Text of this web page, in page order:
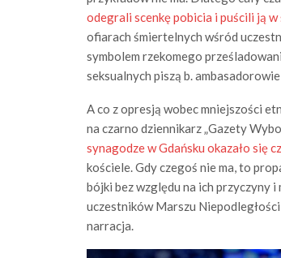
odegrali scenkę pobicia i puścili ją
ofiarach śmiertelnych wśród
symbolem rzekomego
seksualnych piszą b.
A co z opresją wobec mniejszości
na czarno dziennikarz „Gazety
synagodze w Gdańsku okazało się
kościele. Gdy czegoś nie ma, to
bójki bez względu na ich przyczyny
uczestników Marszu
narracja.